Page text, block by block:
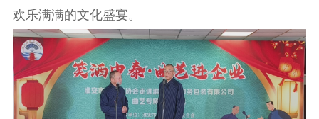
哲学社科
社科强省 工作通知
成果集萃
江苏文脉
资料下载
新闻宣传
欢乐满满的文化盛宴。